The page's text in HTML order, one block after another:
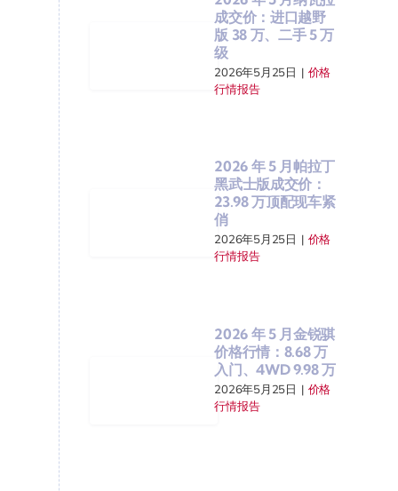
成交价：进口越野
版 38 万、二手 5 万
级
2026年5月25日 | 价格
行情报告
2026 年 5 月帕拉丁
黑武士版成交价：
23.98 万顶配现车紧
俏
2026年5月25日 | 价格
行情报告
2026 年 5 月金锐骐
价格行情：8.68 万
入门、4WD 9.98 万
2026年5月25日 | 价格
行情报告